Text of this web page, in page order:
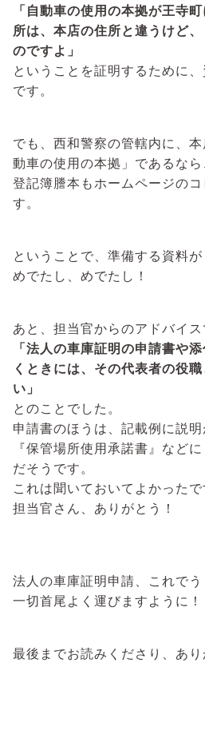
「自動車の使用の本拠が王寺
所は、本店の住所と違うけど
のですよ」
ということを証明するために
です。
でも、西和警察の管轄内に、
動車の使用の本拠」であるなら
登記簿謄本もホームページの
す。
ということで、準備する資料が
めでたし、めでたし！
あと、担当官からのアドバイス
「法人の車庫証明の申請書や
くときには、その代表者の役
い」
とのことでした。
申請書のほうは、記載例に説明
『保管場所使用承諾書』など
だそうです。
これは聞いておいてよかったで
担当官さん、ありがとう！
法人の車庫証明申請、これでう
一切首尾よく運びますように！
最後までお読みくださり、あり